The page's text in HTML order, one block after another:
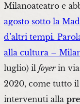
Milanoateatro e
agosto sotto la
d’altri tempi.
alla cultura –
luglio) il foyerin via
2020, come tutto
intervenuti alla